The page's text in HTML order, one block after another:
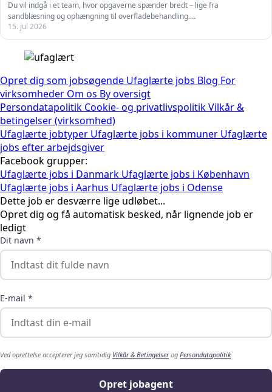
Du vil indgå i et team, hvor opgaverne spænder bredt – lige fra
sandblæsning og ophængning til overfladebehandling.…
15. jul 2026
Opret dig som jobsøgende Ufaglærte jobs Blog For
virksomheder Om os By oversigt
Persondatapolitik Cookie- og privatlivspolitikVilkår &
betingelser (virksomhed)
Ufaglærte jobtyper Ufaglærte jobs i kommuner Ufaglærte
jobs efter arbejdsgiver
Facebook grupper:
Ufaglærte jobs i Danmark Ufaglærte jobs i København
Ufaglærte jobs i Aarhus Ufaglærte jobs i Odense
Dette job er desværre lige udløbet...
Opret dig og få automatisk besked, når lignende job er
ledigt
Dit navn *
E-mail *
Ved oprettelse accepterer jeg samtidig Vilkår & Betingelserog Persondatapolitik
Opret jobagent